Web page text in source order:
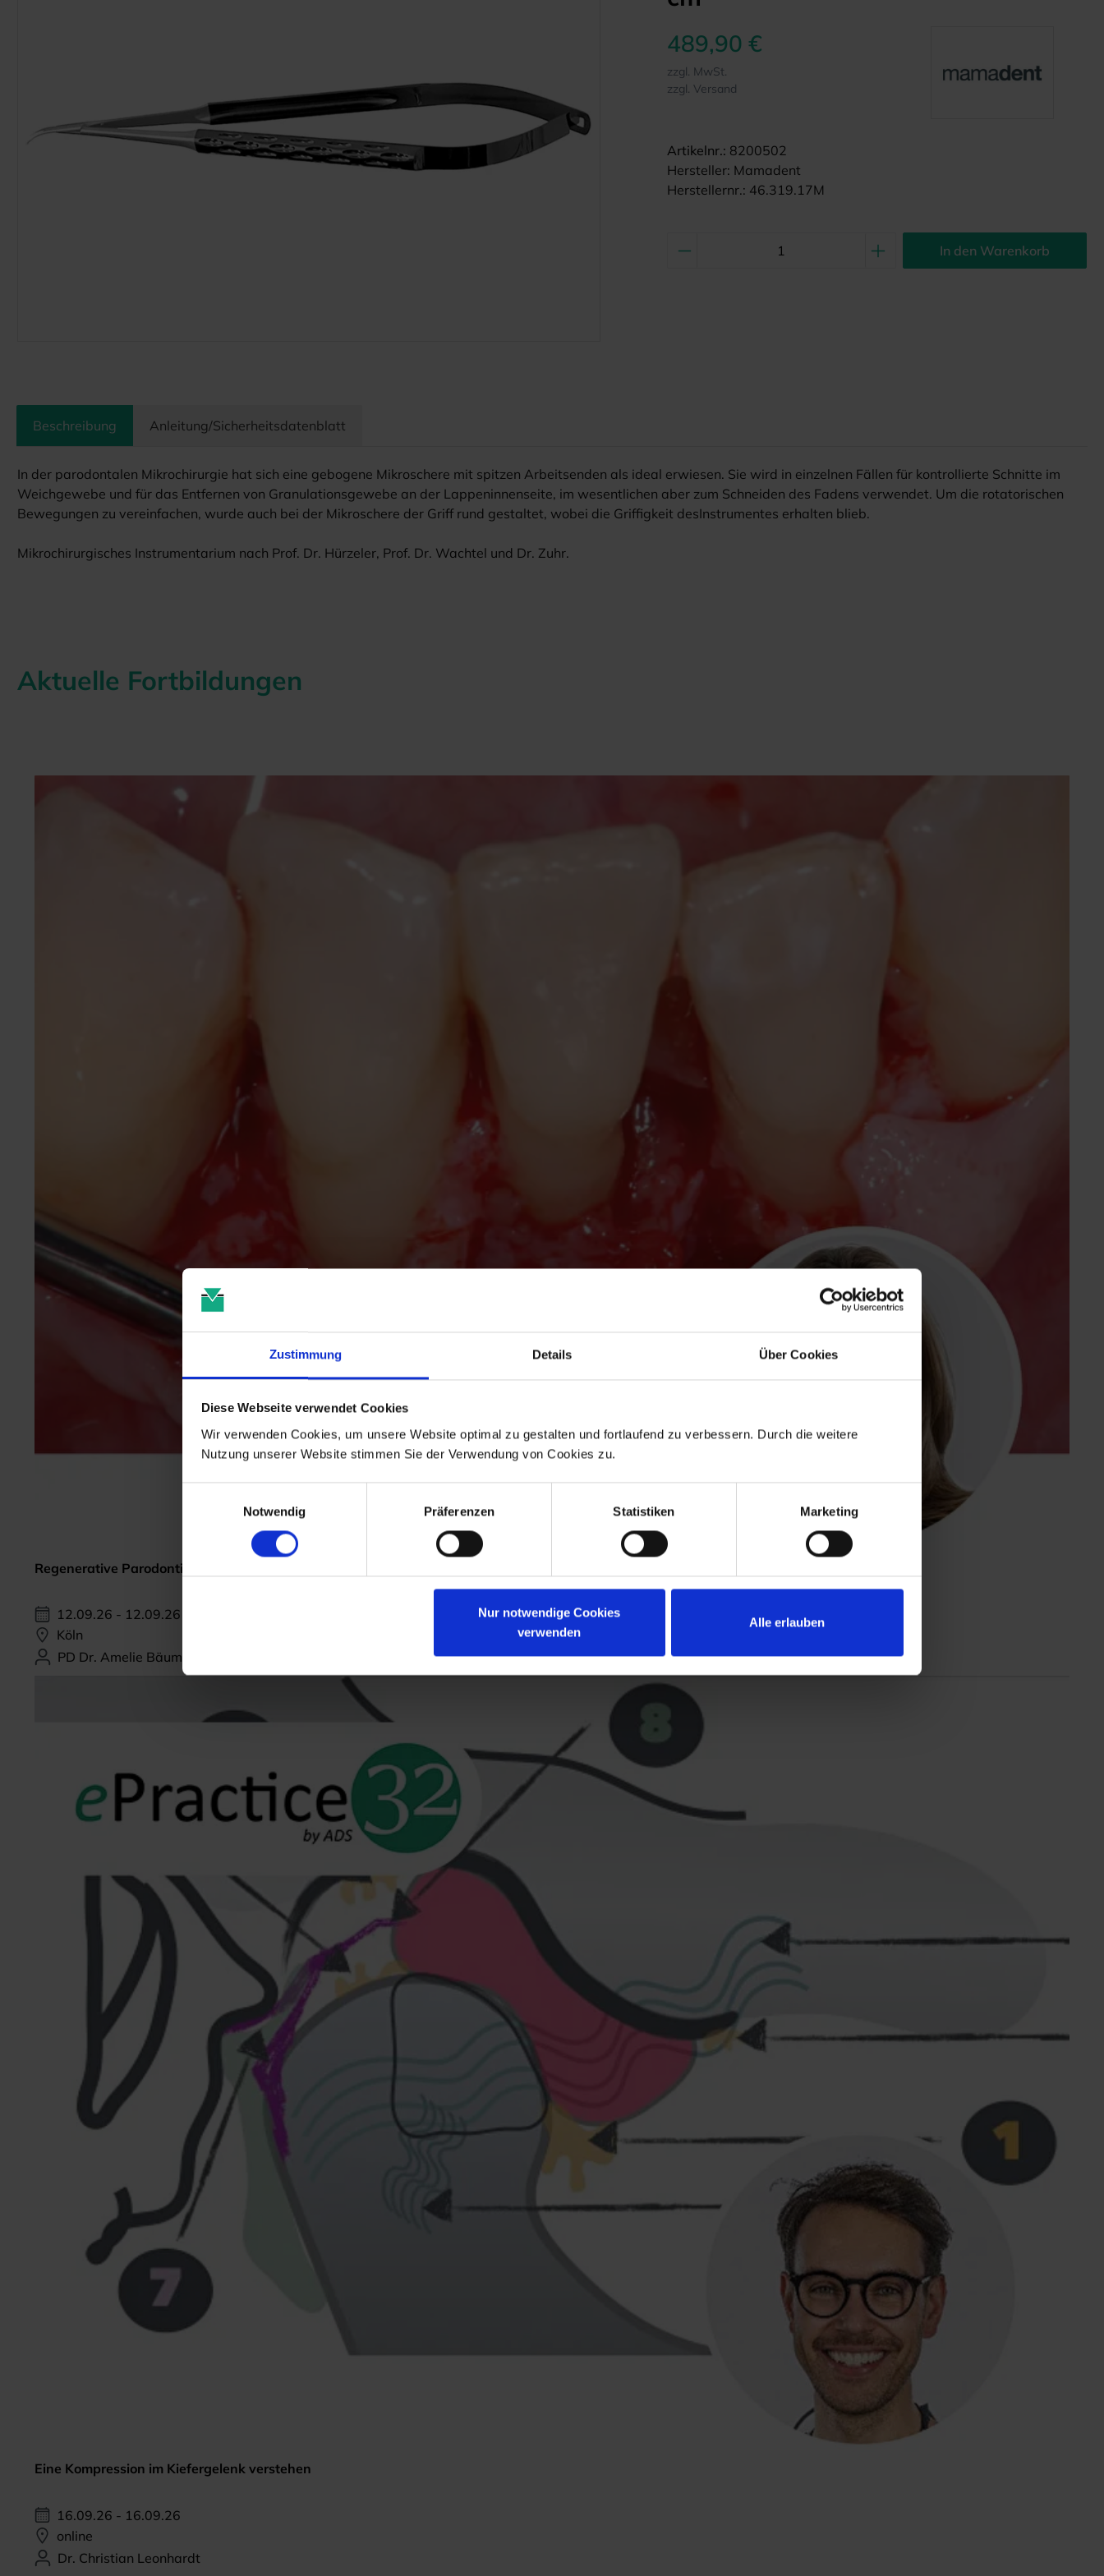
Zustimmung Details Über Cookies
Diese Webseite verwendet Cookies
Wir verwenden Cookies, um unsere Website optimal zu gestalten und fortlaufend zu verbessern. Durch die weitere
Nutzung unserer Website stimmen Sie der Verwendung von Cookies zu.
Notwendig
Präferenzen Statistiken Marketing
Nur notwendige Cookies
verwenden
Alle erlauben
489,90 €
zzgl. MwSt.
zzgl. Versand
Artikelnr.: 8200502
Hersteller: Mamadent
Herstellernr.: 46.319.17M
In den Warenkorb
Beschreibung Anleitung/Sicherheitsdatenblatt
In der parodontalen Mikrochirurgie hat sich eine gebogene Mikroschere mit spitzen Arbeitsenden als ideal erwiesen. Sie wird in einzelnen Fällen für kontrollierte Schnitte im
Weichgewebe und für das Entfernen von Granulationsgewebe an der Lappeninnenseite, im wesentlichen aber zum Schneiden des Fadens verwendet. Um die rotatorischen
Bewegungen zu vereinfachen, wurde auch bei der Mikroschere der Griff rund gestaltet, wobei die Griffigkeit desInstrumentes erhalten blieb.
Mikrochirurgisches Instrumentarium nach Prof. Dr. Hürzeler, Prof. Dr. Wachtel und Dr. Zuhr.
Aktuelle Fortbildungen
Regenerative Parodontitis-Therapie
12.09.26 - 12.09.26
Köln
PD Dr. Amelie Bäumer-König, M.Sc.
Eine Kompression im Kiefergelenk verstehen
16.09.26 - 16.09.26
online
Dr. Christian Leonhardt